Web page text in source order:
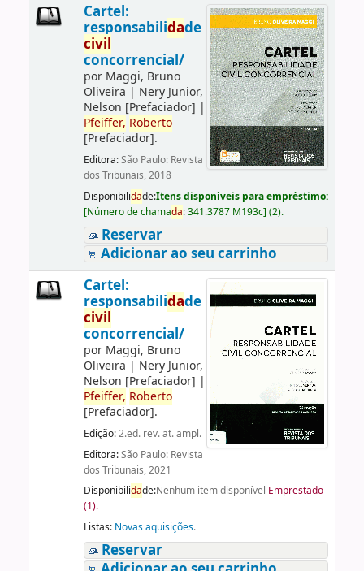
Cartel:
responsabilidade
civil
concorrencial/
por Maggi, Bruno
Oliveira | Nery Junior,
Nelson [Prefaciador] |
Pfeiffer, Roberto
[Prefaciador].
Editora:São Paulo: Revista
dos Tribunais, 2018
Disponibilidade:Itens disponíveis para empréstimo:
[Número de chamada:341.3787 M193c] (2).
Reservar
Adicionar ao seu carrinho
Cartel:
responsabilidade
civil
concorrencial/
por Maggi, Bruno
Oliveira | Nery Junior,
Nelson [Prefaciador] |
Pfeiffer, Roberto
[Prefaciador].
Edição:2.ed. rev. at. ampl.
Editora:São Paulo: Revista
dos Tribunais, 2021
Disponibilidade:Nenhum item disponível Emprestado
(1).
Listas: Novas aquisições.
Reservar